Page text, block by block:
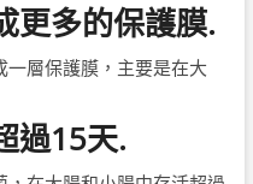
更多的保護膜.
層保護膜，主要是在大
過15天.